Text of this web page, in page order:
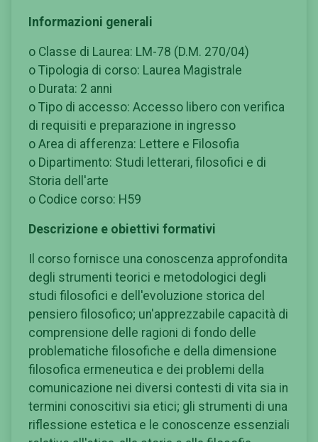
Informazioni generali
o Classe di Laurea: LM-78 (D.M. 270/04)
o Tipologia di corso: Laurea Magistrale
o Durata: 2 anni
o Tipo di accesso: Accesso libero con verifica
di requisiti e preparazione in ingresso
o Area di afferenza: Lettere e Filosofia
o Dipartimento: Studi letterari, filosofici e di
Storia dell'arte
o Codice corso: H59
Descrizione e obiettivi formativi
Il corso fornisce una conoscenza approfondita
degli strumenti teorici e metodologici degli
studi filosofici e dell'evoluzione storica del
pensiero filosofico; un'apprezzabile capacità di
comprensione delle ragioni di fondo delle
problematiche filosofiche e della dimensione
filosofica ermeneutica e dei problemi della
comunicazione nei diversi contesti di vita sia in
termini conoscitivi sia etici; gli strumenti di una
riflessione estetica e le conoscenze essenziali